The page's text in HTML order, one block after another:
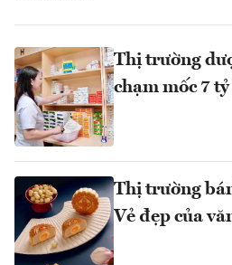
Thị trường
chạm mốc 7
Thị trường
Vẻ đẹp của